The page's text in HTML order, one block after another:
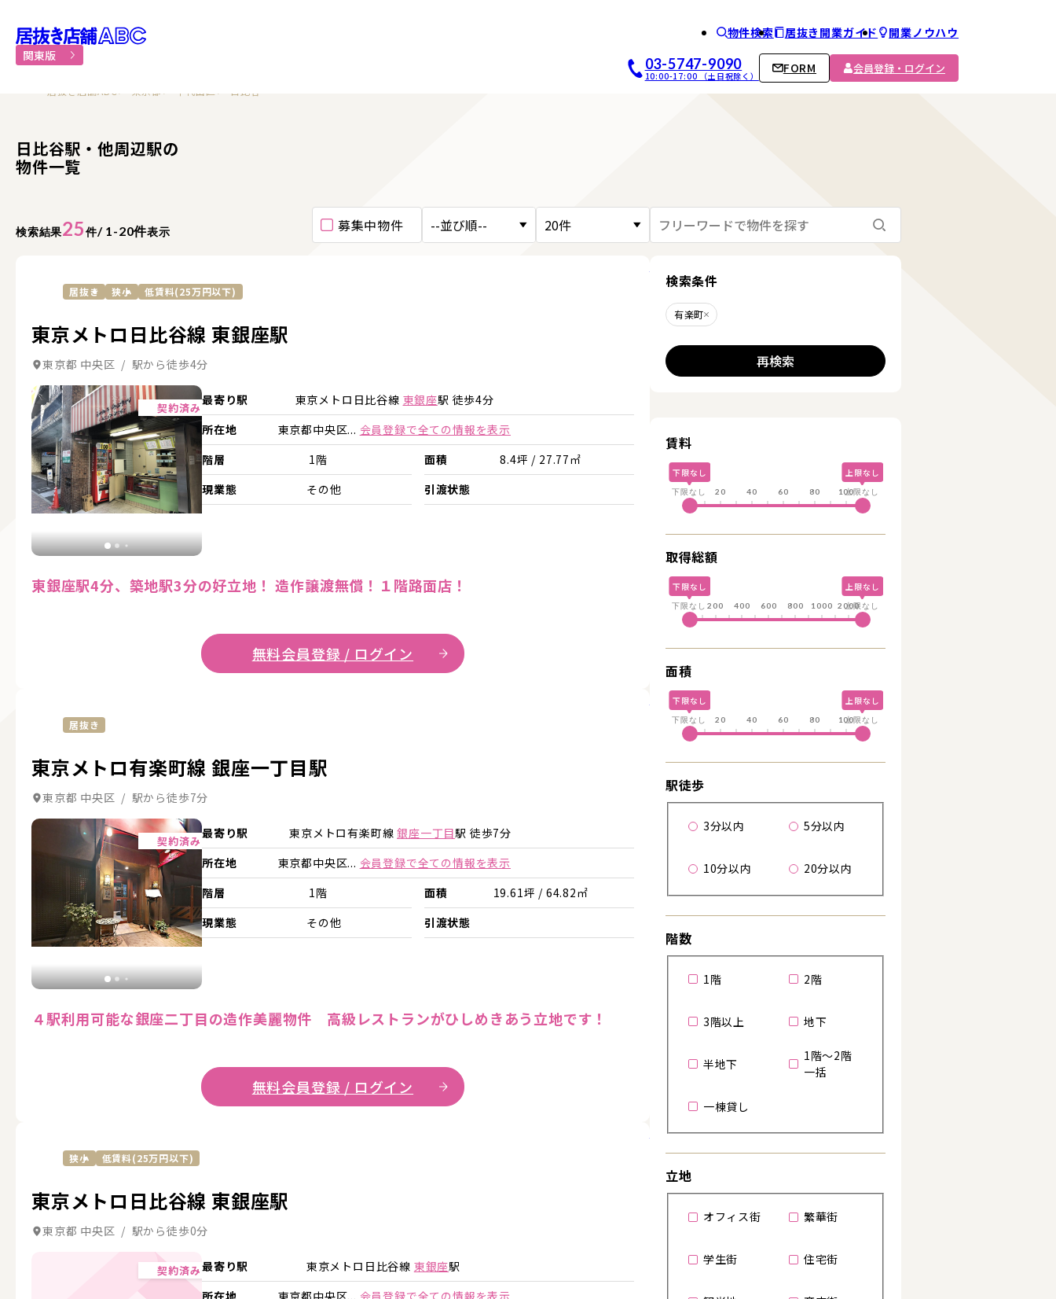
居抜き物件・貸店舗での飲食店開業｜居抜き店舗ABCホーム
関東版
物件検索 居抜き開業ガイド 開業ノウハウ
03-5747-9090
10:00-17:00 （土日祝除く）
FORM 会員登録・ログイン
居抜き店舗ABC 東京都 千代田区 日比谷
日比谷駅・他周辺駅の
物件一覧
検索結果25件/ 1-20件表示 募集中物件
居抜き 狭小 低賃料(25万円以下)
東京メトロ日比谷線 東銀座駅
東京都 中央区 / 駅から徒歩4分
契約済み
詳細を見る 詳細を見る
最寄り駅 東京メトロ日比谷線 東銀座駅 徒歩4分
所在地
東京都中央区... 会員登録で全ての情報を表示
階層
1階 面積
8.4坪 / 27.77㎡
現業態
その他 引渡状態
東銀座駅4分、築地駅3分の好立地！ 造作譲渡無償！１階路面店！
無料会員登録 / ログイン
居抜き
東京メトロ有楽町線 銀座一丁目駅
東京都 中央区 / 駅から徒歩7分
契約済み
詳細を見る 詳細を見る 詳細を見る
最寄り駅 東京メトロ有楽町線銀座一丁目駅 徒歩7分
所在地
東京都中央区... 会員登録で全ての情報を表示
階層
1階 面積
19.61坪 / 64.82㎡
現業態
その他 引渡状態
４駅利用可能な銀座二丁目の造作美麗物件 高級レストランがひしめきあう立地です！
無料会員登録 / ログイン
詳細を見る
狭小 低賃料(25万円以下)
東京メトロ日比谷線 東銀座駅
東京都 中央区 / 駅から徒歩0分
契約済み最寄り駅 東京メトロ日比谷線 東銀座駅
所在地
東京都中央区... 会員登録で全ての情報を表示
詳細を見る
検索する
検索条件
有楽町削除する
再検索
賃料
下限なし 上限なし
下限なし 20 40 60 80 100
上限なし
取得総額
下限なし 上限なし
下限なし 200 400 600 800 1000 2000
上限なし
面積
下限なし 上限なし
下限なし 20 40 60 80 100
上限なし
駅徒歩
3分以内 5分以内
10分以内 20分以内
階数
1階 2階
3階以上 地下
半地下
1階～2階
一括
一棟貸し
立地
オフィス街 繁華街
学生街 住宅街